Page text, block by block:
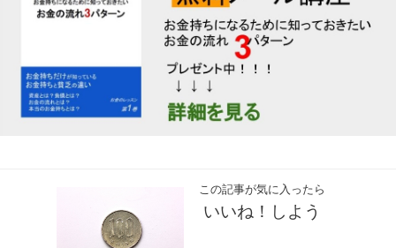
この記事が気に入ったら
いいね！しよう